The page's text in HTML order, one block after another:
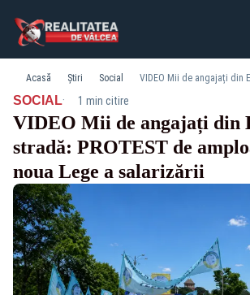
Acasă Știri Social
SOCIAL· 1 min citire
VIDEO Mii de angajați din
stradă: PROTEST de
noua Lege a salarizării